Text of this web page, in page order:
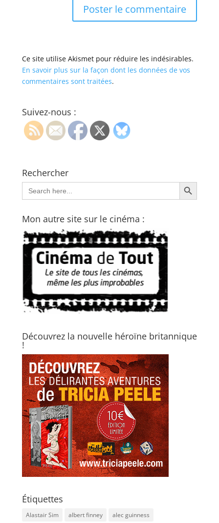
Ce site utilise Akismet pour réduire les indésirables.
En savoir plus sur la façon dont les données de vos
commentaires sont traitées.
Suivez-nous :
Rechercher
Search
for:
Search Button
Mon autre site sur le cinéma :
Découvrez la nouvelle héroïne britannique
!
Étiquettes
Alastair Sim albert finney
alec guinness